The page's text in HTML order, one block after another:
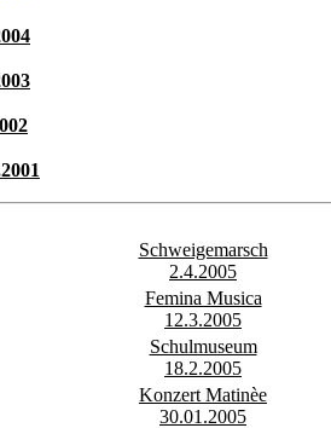
Schweigemarsch
2.4.2005
Femina Musica
12.3.2005
Schulmuseum
18.2.2005
Konzert Matinèe
30.01.2005